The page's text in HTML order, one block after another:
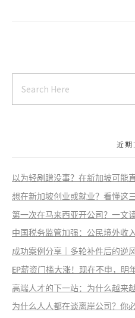
近期
以为轻剐蹭没事？在新加坡可能
想在新加坡创业或就业？看懂这
第一次在马来西亚开公司？一文
中国税务监管加强：公民境外收
成功案例分享｜多轮补件后的逆
EP薪资门槛大涨！现在不申，明
高端人才的下一站：为什么越来
为什么人人都在谈离岸公司？你